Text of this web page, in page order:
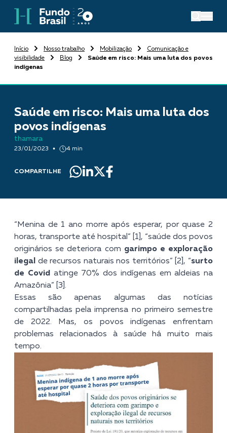
Início Nosso trabalho Mobilização
Comunicação e
visibilidade
Blog
Saúde em risco: Mais uma luta dos povos
indígenas
Saúde em risco: Mais uma luta dos
povos indígenas
thamara
23/01/2023 4 min
COMPARTILHE
“Menina de 1 ano morre após esperar, por quase 2
horas, transporte até hospital” [1], “saúde dos povos
originários se deteriora com garimpo e exploração
ilegal de recursos naturais nos territórios” [2], “surto
de Covid atinge 70% dos indígenas em aldeias na
Amazônia” [3].
Essas são apenas algumas das notícias
compartilhadas pela imprensa no primeiro semestre
de 2022. Mas, os povos indígenas enfrentam
problemas relacionados à saúde há muito mais
tempo.